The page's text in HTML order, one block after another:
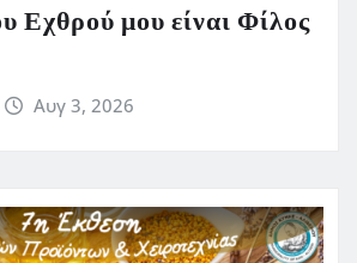
Εχθρού μου είναι Φίλος
Αυγ 3, 2026